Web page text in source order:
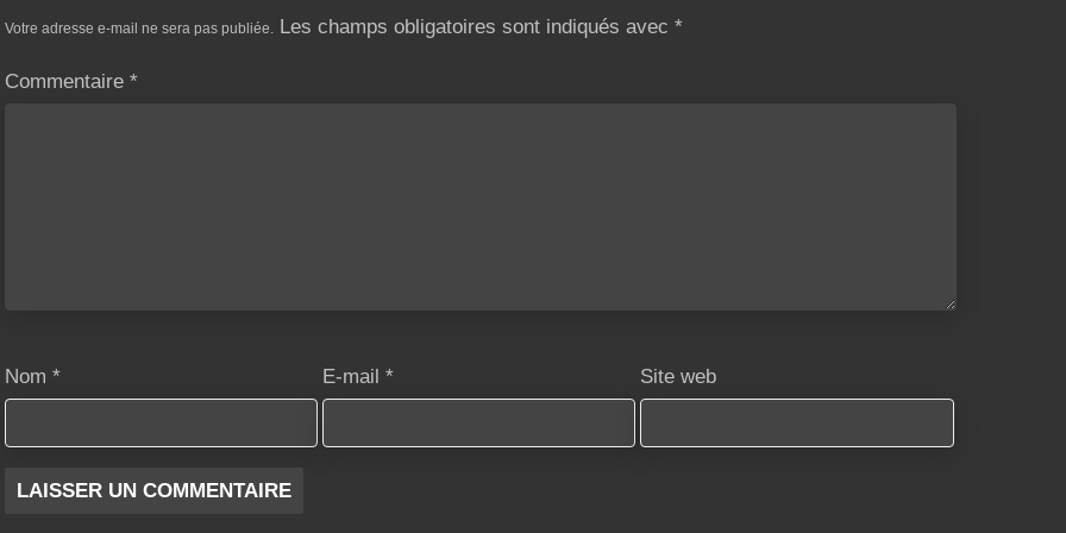
Votre adresse e-mail ne sera pas publiée. Les champs obligatoires sont indiqués avec *
Commentaire *
Nom * E-mail* Site web